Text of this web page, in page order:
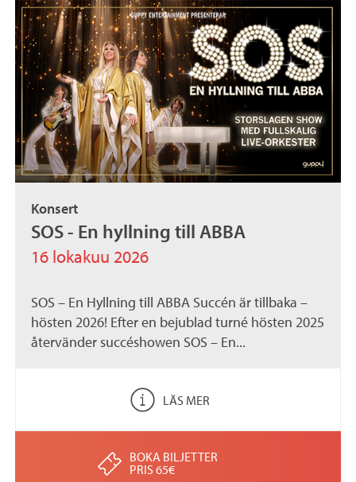
Konsert
SOS - En hyllning till ABBA
16 lokakuu 2026
SOS – En Hyllning till ABBA Succén är tillbaka –
hösten 2026! Efter en bejublad turné hösten 2025
återvänder succéshowen SOS – En...
LÄS MER
BOKA BILJETTER
PRIS 65€